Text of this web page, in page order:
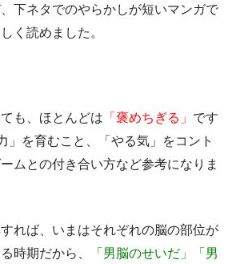
下ネタでのやらかしが短いマンガで
く読めました。
も、ほとんどは 「褒めちぎる」 です
」を育むこと、「やる気」をコント
ムとの付き合い方など参考になりま
れば、いまはそれぞれの脳の部位が
時期だから、
「男脳のせいだ」「男